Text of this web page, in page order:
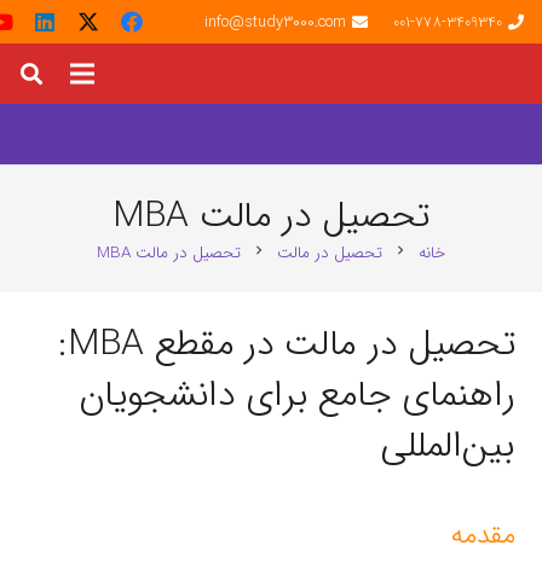
001-778-3409340
info@study3000.com
تحصیل در مالت MBA
خانه chevron_right تحصیل در مالت chevron_right تحصیل در مالت MBA
تحصیل در مالت در مقطع MBA:
راهنمای جامع برای دانشجویان
بین‌المللی
مقدمه